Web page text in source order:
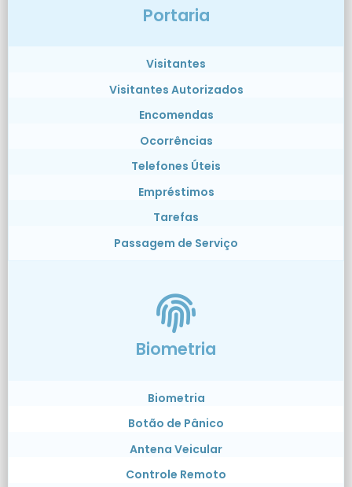
Portaria
Visitantes
Visitantes Autorizados
Encomendas
Ocorrências
Telefones Úteis
Empréstimos
Tarefas
Passagem de Serviço
Biometria
Biometria
Botão de Pânico
Antena Veicular
Controle Remoto